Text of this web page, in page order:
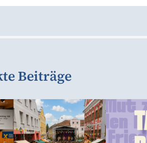
Beiträge